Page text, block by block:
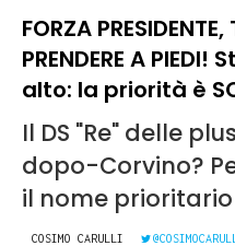
FORZA
PRENDERE A
alto: la priorità è
Il DS "Re" delle
dopo-Corvino?
il nome
COSIMO CARULLI